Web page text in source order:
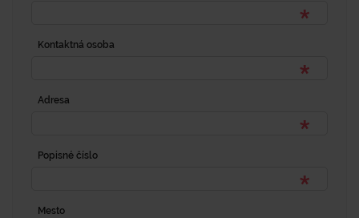
Kontaktná osoba
Adresa
Popisné číslo
Mesto